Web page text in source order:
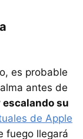
es probable
antes de
su
de Apple
fuego llegará